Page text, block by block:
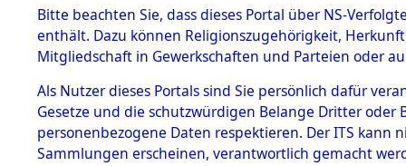
BESTÄNDE
1.
mente
5. Verschiedenes
5.3
Todesmärsche
Bitte beachten Sie, dass dieses Portal über NS-
enthält. Dazu können Religionszugehörigkeit,
Mitgliedschaft in Gewerkschaften und Parteien oder
Als Nutzer dieses Portals sind Sie persönlich dafür
Gesetze und die schutzwürdigen Belange Dritter
personenbezogene Daten respektieren. Der ITS
Sammlungen erscheinen, verantwortlich gemacht